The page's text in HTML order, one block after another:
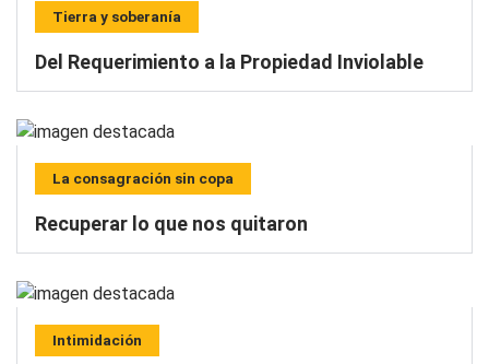
Tierra y soberanía
Del Requerimiento a la Propiedad Inviolable
La consagración sin copa
Recuperar lo que nos quitaron
Intimidación